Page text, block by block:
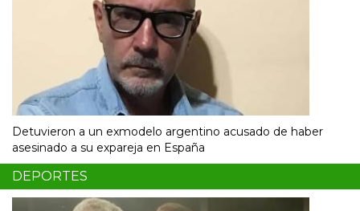
Detuvieron a un exmodelo argentino acusado de haber
asesinado a su expareja en España
DEPORTES